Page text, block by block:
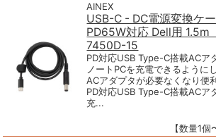
AINEX
USB-C - DC電源変換ケ
PD65W対応 Dell用
7450D-15
PD対応USB Type-C搭載ACア
ノートPCを充電できるように
ACアダプタが必要なくなり便
PD対応USB Type-C搭載ACア
充...
【数量1